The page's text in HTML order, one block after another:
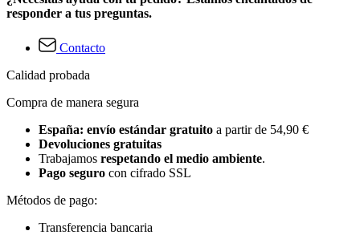
responder a tus preguntas.
Contacto
Calidad probada
Compra de manera segura
España: envío estándar gratuito a partir de 54,90 €
Devoluciones gratuitas
Trabajamos respetando el medio ambiente.
Pago seguro con cifrado SSL
Métodos de pago:
Transferencia bancaria